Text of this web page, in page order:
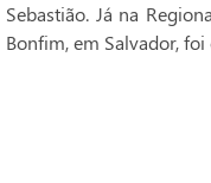
Sebastião. Já na
Bonfim, em Salvador,